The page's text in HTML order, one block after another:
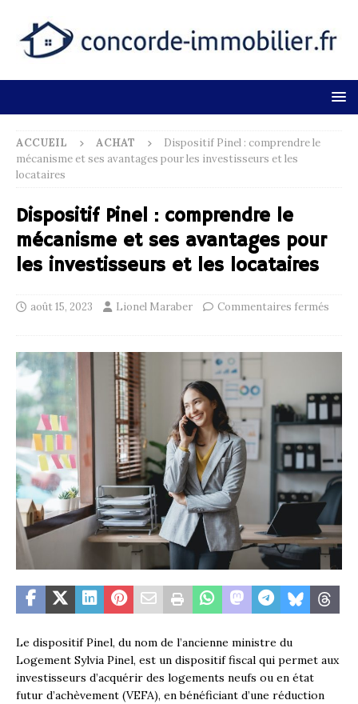
ACCUEIL ACHAT
Dispositif Pinel : comprendre le
mécanisme et ses avantages pour les investisseurs et les
locataires
Dispositif Pinel : comprendre le
mécanisme et ses avantages pour
les investisseurs et les locataires
août 15, 2023 Lionel Maraber Commentaires fermés
Le dispositif Pinel, du nom de l’ancienne ministre du
Logement Sylvia Pinel, est un dispositif fiscal qui permet aux
investisseurs d’acquérir des logements neufs ou en état
futur d’achèvement (VEFA), en bénéficiant d’une réduction